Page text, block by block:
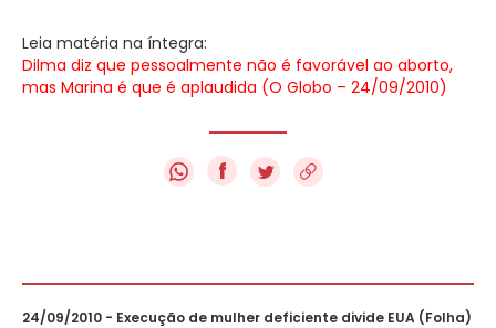
Leia matéria na íntegra:
Dilma diz que pessoalmente não é favorável ao aborto,
mas Marina é que é aplaudida (O Globo – 24/09/2010)
f
24/09/2010 - Execução de mulher deficiente divide EUA (Folha)